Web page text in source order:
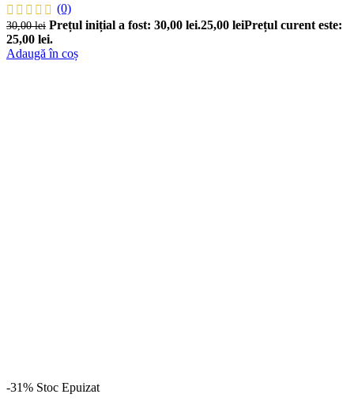
(0)
30,00lei Prețul inițial a fost: 30,00 lei.25,00 leiPrețul curent este:
25,00 lei.
Adaugă în coș
-31% Stoc Epuizat